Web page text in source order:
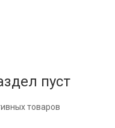
пуст
товаров